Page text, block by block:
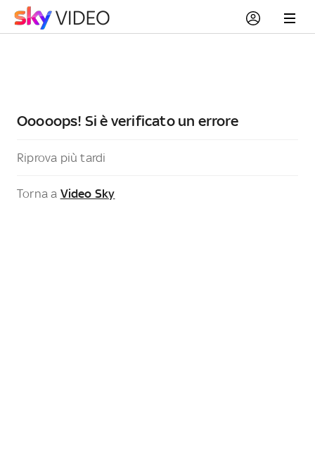
Ooooops! Si è verificato un errore
Riprova più tardi
Torna a Video Sky